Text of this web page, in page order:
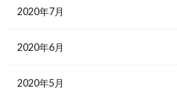
2020年7月
2020年6月
2020年5月